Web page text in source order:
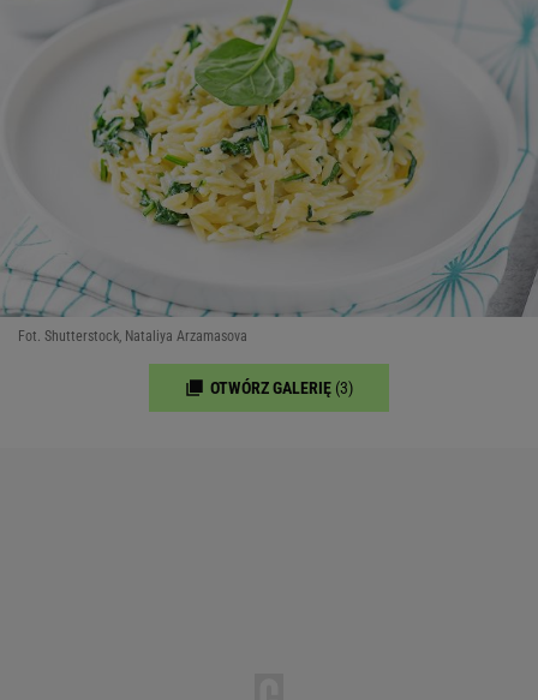
Fot. Shutterstock, Nataliya Arzamasova
OTWÓRZ GALERIĘ (3)